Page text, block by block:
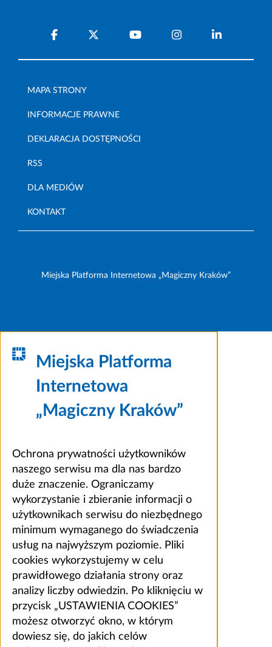
MAPA STRONY
INFORMACJE PRAWNE
DEKLARACJA DOSTĘPNOŚCI
RSS
DLA MEDIÓW
KONTAKT
Miejska Platforma Internetowa „Magiczny Kraków”
Miejska Platforma
Internetowa
„Magiczny Kraków”
Ochrona prywatności użytkowników
naszego serwisu ma dla nas bardzo
duże znaczenie. Ograniczamy
wykorzystanie i zbieranie informacji o
użytkownikach serwisu do niezbędnego
minimum wymaganego do świadczenia
usług na najwyższym poziomie. Pliki
cookies wykorzystujemy w celu
prawidłowego działania strony oraz
analizy liczby odwiedzin. Po kliknięciu w
przycisk „USTAWIENIA COOKIES”
możesz otworzyć okno, w którym
dowiesz się, do jakich celów